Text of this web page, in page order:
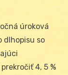
úroková
dlhopisu so
4, 5 %